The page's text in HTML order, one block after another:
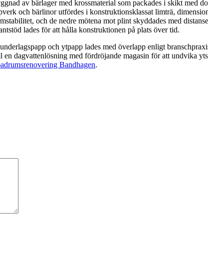
av bärlager med krossmaterial som packades i skikt med
och bärlinor utfördes i konstruktionsklassat limträ,
och de nedre mötena mot plint skyddades med
lades för att hålla konstruktionen på plats över tid.
och ytpapp lades med överlapp enligt
dagvattenlösning med fördröjande magasin för att undvika
Bandhagen.